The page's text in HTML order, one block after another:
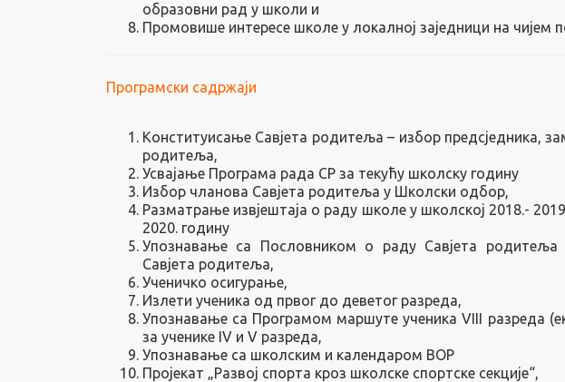
образовни рад у школи и
Промовише интересе школе у локалној заједници на чијем
Програмски садржаји
Конституисање Савјета родитеља – избор предсједника,
родитеља,
Усвајање Програма рада СР за текућу школску годину
Избор чланова Савјета родитеља у Школски одбор,
Разматрање извјештаја о раду школе у школској 2018.-
2020. годину
Упознавање са Пословником о раду Савјета
Савјета родитеља,
Ученичко осигурање,
Излети ученика од првог до деветог разреда,
Упознавање са Програмом маршуте ученика VIII разреда
за ученике IV и V разреда,
Упознавање са школским и календаром ВОР
Пројекат „Развој спорта кроз школске спортске секције“,